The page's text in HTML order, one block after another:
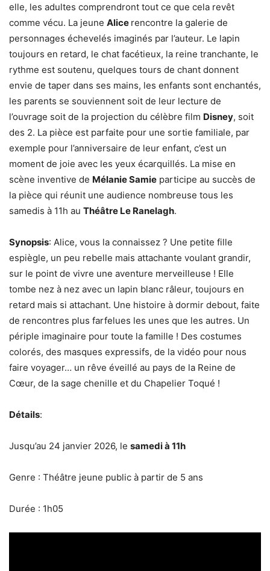
elle, les adultes comprendront tout ce que cela revêt
comme vécu. La jeune Alice rencontre la galerie de
personnages échevelés imaginés par l’auteur. Le lapin
toujours en retard, le chat facétieux, la reine tranchante, le
rythme est soutenu, quelques tours de chant donnent
envie de taper dans ses mains, les enfants sont enchantés,
les parents se souviennent soit de leur lecture de
l’ouvrage soit de la projection du célèbre film Disney, soit
des 2. La pièce est parfaite pour une sortie familiale, par
exemple pour l’anniversaire de leur enfant, c’est un
moment de joie avec les yeux écarquillés. La mise en
scène inventive de Mélanie Samie participe au succès de
la pièce qui réunit une audience nombreuse tous les
samedis à 11h au Théâtre Le Ranelagh.
Synopsis: Alice, vous la connaissez ? Une petite fille
espiègle, un peu rebelle mais attachante voulant grandir,
sur le point de vivre une aventure merveilleuse ! Elle
tombe nez à nez avec un lapin blanc râleur, toujours en
retard mais si attachant. Une histoire à dormir debout, faite
de rencontres plus farfelues les unes que les autres. Un
périple imaginaire pour toute la famille ! Des costumes
colorés, des masques expressifs, de la vidéo pour nous
faire voyager… un rêve éveillé au pays de la Reine de
Cœur, de la sage chenille et du Chapelier Toqué !
Détails:
Jusqu’au 24 janvier 2026, le samedi à 11h
Genre : Théâtre jeune public à partir de 5 ans
Durée : 1h05